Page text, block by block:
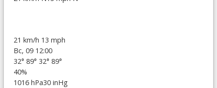
21 km/h 13 mph
Вс, 09 12:00
32° 89° 32° 89°
40%
1016 hPa30 inHg